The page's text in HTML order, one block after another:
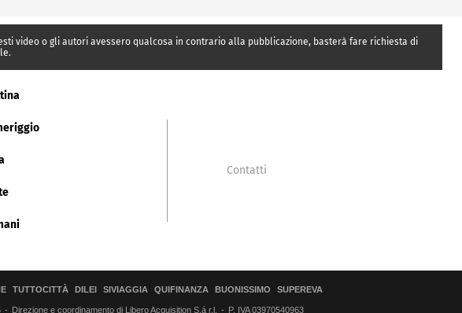
video o gli autori avessero qualcosa in contrario alla pubblicazione, basterà fare richiesta di
Contatti
TUTTOCITTÀ DILEI SIVIAGGIA QUIFINANZA BUONISSIMO SUPEREVA
Direzione e coordinamento di Libero Acquisition S.á r.l. P. IVA 03970540963